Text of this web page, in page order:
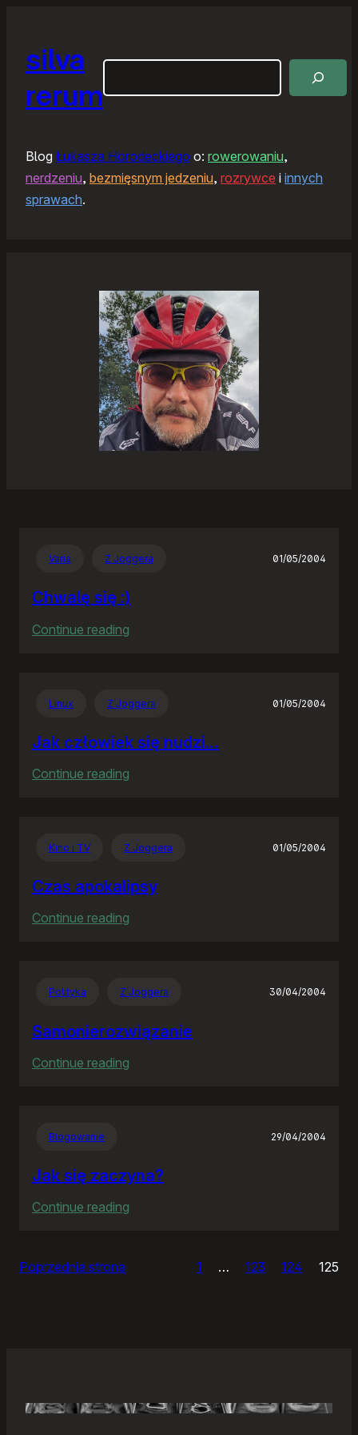
silva
rerum
Blog Łukasza Horodeckiego o: rowerowaniu,
nerdzeniu, bezmięsnym jedzeniu, rozrywce i innych
sprawach.
Varia Z Joggera 01/05/2004
Chwalę się :)
Continue reading
Linux Z Joggera 01/05/2004
Jak człowiek się nudzi…
Continue reading
nudzi…
Kino i TV Z Joggera 01/05/2004
Czas apokalipsy
Continue reading
Polityka Z Joggera 30/04/2004
Samonierozwiązanie
Continue reading
Blogowanie 29/04/2004
Jak się zaczyna?
Continue reading
Poprzednia strona 1 … 123 124 125